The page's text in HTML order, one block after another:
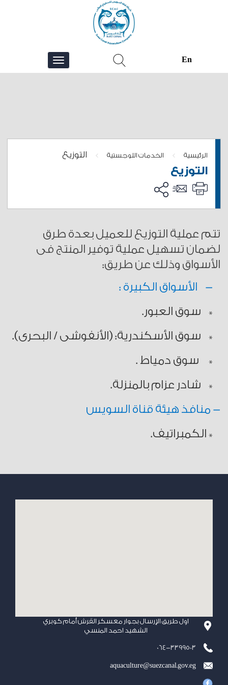
En
الرئيسية > الخدمات اللوجستية > التوزيع
التوزيع
تتم عملية التوزيع للعميل بعدة طرق
لضمان تسهيل عملية توفير المنتج فى
الأسواق وذلك عن طريق:
- الأسواق الكبيرة :
* سوق العبور.
* سوق الأسكندرية: (الأنفوشى / البحرى).
* سوق دمياط .
* شادر عزام بالمنزلة.
- منافذ هيئة قناة السويس
* الكمبراتيف.
اول طريق الإرسال بجوار معسكر القرش أمام كوبري
الشهيد احمد المنسي
064-3399503
aquaculture@suezcanal.gov.eg